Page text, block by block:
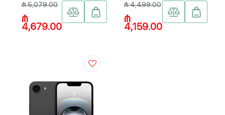
₼ 5,079.00
₼
4,679.00
₼ 4,499.00
₼
4,159.00